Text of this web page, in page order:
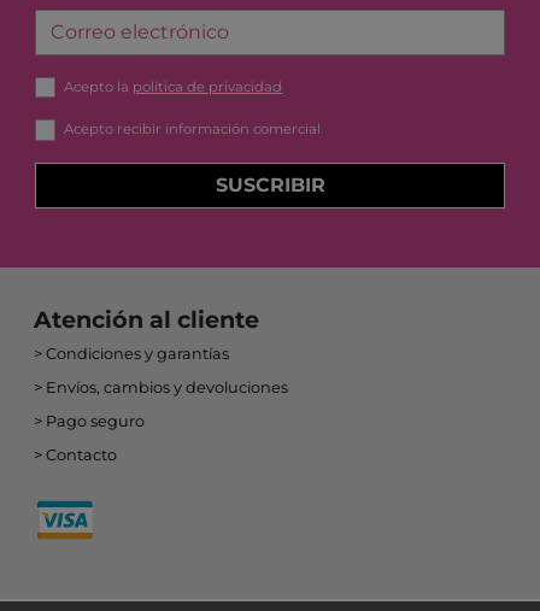
Correo electrónico
Acepto la política de privacidad
Acepto recibir información comercial
SUSCRIBIR
Atención al cliente
Condiciones y garantías
Envíos, cambios y devoluciones
Pago seguro
Contacto